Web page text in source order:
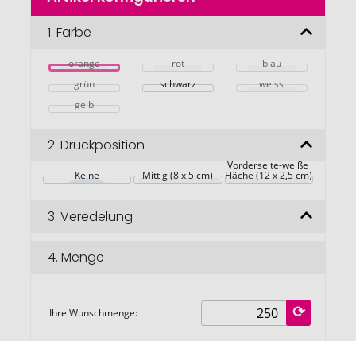
Bildgalerie
1. Farbe
orange rot
blau
grün
schwarz
weiss
gelb
2. Druckposition
Keine Mittig (8 x 5 cm)
Vorderseite-weiße
Fläche (12 x 2,5 cm)
3. Veredelung
4. Menge
Ihre Wunschmenge: